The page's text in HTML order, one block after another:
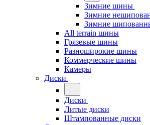
Зимние шины
Зимние
Зимние
All terrain шины
Грязевые шины
Разноширокие шины
Коммерческие шины
Камеры
Диски
Диски
Литые диски
Штампованные диски